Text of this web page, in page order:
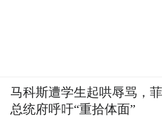
马科斯遭学生起哄辱骂，菲
总统府呼吁“重拾体面”